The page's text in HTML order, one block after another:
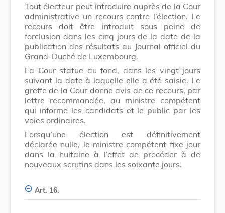
Tout électeur peut introduire auprès de la Cour
administrative un recours contre l’élection. Le
recours doit être introduit sous peine de
forclusion dans les cinq jours de la date de la
publication des résultats au Journal officiel du
Grand-Duché de Luxembourg.
La Cour statue au fond, dans les vingt jours
suivant la date à laquelle elle a été saisie. Le
greffe de la Cour donne avis de ce recours, par
lettre recommandée, au ministre compétent
qui informe les candidats et le public par les
voies ordinaires.
Lorsqu’une élection est définitivement
déclarée nulle, le ministre compétent fixe jour
dans la huitaine à l’effet de procéder à de
nouveaux scrutins dans les soixante jours.
Art. 16.